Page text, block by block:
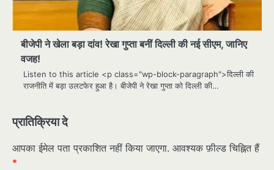
बीजेपी ने खेला बड़ा दांव! रेखा गुप्ता बनीं दिल्ली की नई सीएम, जानिए
वजह!
Listen to this article <p class="wp-block-paragraph">दिल्ली की
राजनीति में बड़ा उलटफेर हुआ है। बीजेपी ने रेखा गुप्ता को दिल्ली की…
प्रातिक्रिया दे
आपका ईमेल पता प्रकाशित नहीं किया जाएगा. आवश्यक फ़ील्ड चिह्नित हैं
*